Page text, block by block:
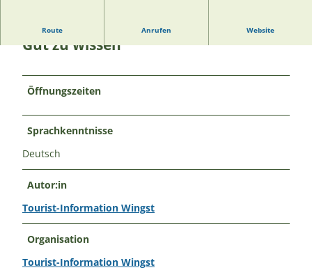
Route Anrufen Website
Gut zu wissen
Öffnungszeiten
Sprachkenntnisse
Deutsch
Autor:in
Tourist-Information Wingst
Organisation
Tourist-Information Wingst